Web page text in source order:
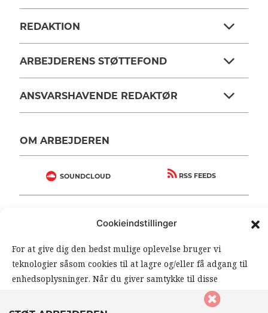
Cookieindstillinger
For at give dig den bedst mulige oplevelse bruger vi
teknologier såsom cookies til at lagre og/eller få adgang til
enhedsoplysninger. Når du giver samtykke til disse
teknologier, giver du os mulighed for at behandle data såsom
din browseradfærd eller unikke ID’er på dette website. Hvis
REDAKTION
ARBEJDERENS STØTTEFOND
ANSVARSHAVENDE REDAKTØR
OM ARBEJDEREN
SOUNDCLOUD RSS FEEDS